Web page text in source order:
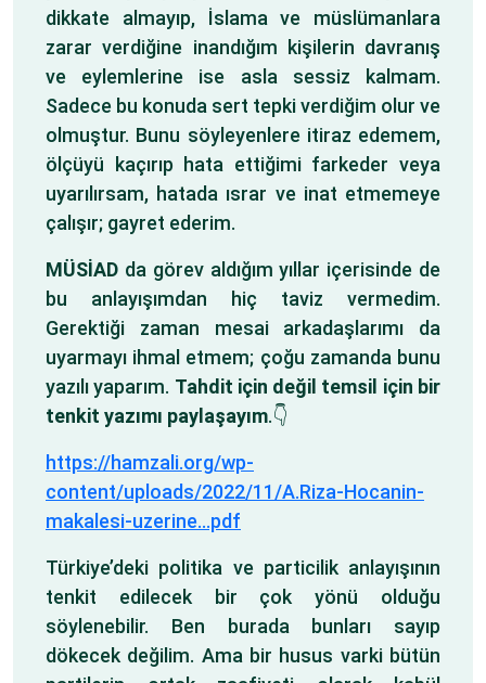
dikkate almayıp, İslama ve müslümanlara
zarar verdiğine inandığım kişilerin davranış
ve eylemlerine ise asla sessiz kalmam.
Sadece bu konuda sert tepki verdiğim olur ve
olmuştur. Bunu söyleyenlere itiraz edemem,
ölçüyü kaçırıp hata ettiğimi farkeder veya
uyarılırsam, hatada ısrar ve inat etmemeye
çalışır; gayret ederim.
MÜSİAD da görev aldığım yıllar içerisinde de
bu anlayışımdan hiç taviz vermedim.
Gerektiği zaman mesai arkadaşlarımı da
uyarmayı ihmal etmem; çoğu zamanda bunu
yazılı yaparım. Tahdit için değil temsil için bir
tenkit yazımı paylaşayım.👇
https://hamzali.org/wp-
content/uploads/2022/11/A.Riza-Hocanin-
makalesi-uzerine…pdf
Türkiye’deki politika ve particilik anlayışının
tenkit edilecek bir çok yönü olduğu
söylenebilir. Ben burada bunları sayıp
dökecek değilim. Ama bir husus varki bütün